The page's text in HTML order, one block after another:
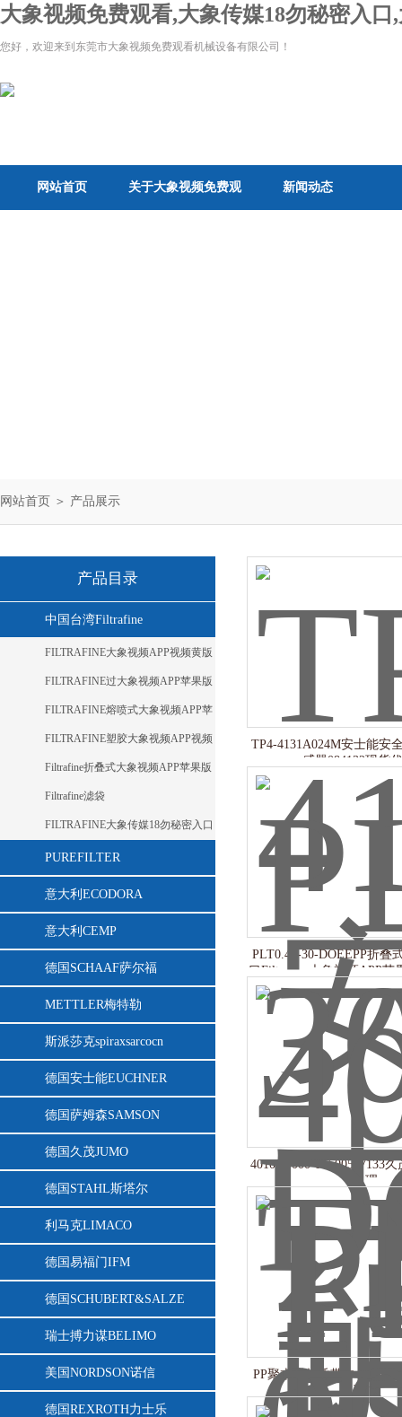
大象视频免费观看,大象传媒18勿秘密入
您好，欢迎来到东莞市大象视频免费观看机械设备有限公司！
网站首页 关于大象视频免费观 新闻动态
网站首页 ＞ 产品展示
产品目录
中国台湾Filtrafine
FILTRAFINE大象视频APP视频黄版
FILTRAFINE过大象视频APP苹果版
下载
FILTRAFINE熔喷式大象视频APP苹
果版下载
FILTRAFINE塑胶大象视频APP视频
黄版
Filtrafine折叠式大象视频APP苹果版
下载
Filtrafine滤袋
FILTRAFINE大象传媒18勿秘密入口
PUREFILTER
意大利ECODORA
意大利CEMP
德国SCHAAF萨尔福
METTLER梅特勒
斯派莎克spiraxsarcocn
德国安士能EUCHNER
德国萨姆森SAMSON
德国久茂JUMO
德国STAHL斯塔尔
利马克LIMACO
德国易福门IFM
德国SCHUBERT&SALZE
瑞士搏力谋BELIMO
美国NORDSON诺信
德国REXROTH力士乐
TP4-4131A024M安士能安
感器084132现货
PLT0.45-30-DOEEPP折叠
口Filtrafine大象视频APP苹
401010/000 TN 00517133
器代理
PP聚本烯材质带中心骨架
过滤心